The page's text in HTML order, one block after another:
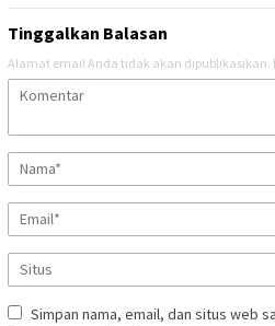
Tinggalkan Balasan
Alamat email Anda tidak akan dipublikasikan.
Simpan nama, email, dan situs web